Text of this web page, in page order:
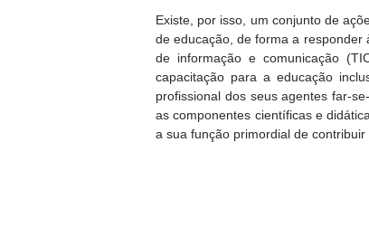
Existe, por isso, um conjunto de
de educação, de forma a responder
de informação e comunicação
capacitação para a educação
profissional dos seus agentes far-
as componentes científicas e
a sua função primordial de